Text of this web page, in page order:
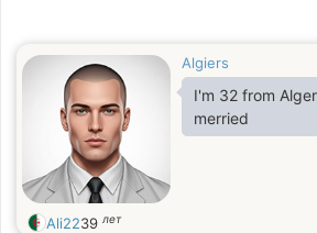
Algiers
I'm 32 from
merried
Ali2239 лет